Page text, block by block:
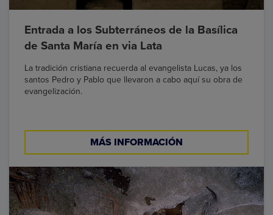
Entrada a los Subterráneos de la Basílica
de Santa María en via Lata
La tradición cristiana recuerda al evangelista Lucas, ya los
santos Pedro y Pablo que llevaron a cabo aquí su obra de
evangelización.
MÁS INFORMACIÓN